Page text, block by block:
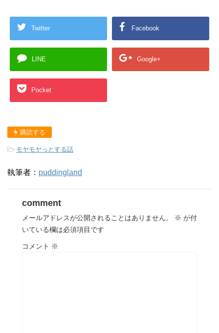
Twitter Facebook
LINE Google+
Pocket
購読する
-モヤモヤっとする話
執筆者： puddingland
comment
メールアドレスが公開されることはありません。 ※ が付
いている欄は必須項目です
コメント ※